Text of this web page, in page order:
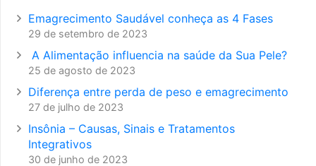
Emagrecimento Saudável conheça as 4 Fases
29 de setembro de 2023
A Alimentação influencia na saúde da Sua Pele?
25 de agosto de 2023
Diferença entre perda de peso e emagrecimento
27 de julho de 2023
Insônia – Causas, Sinais e Tratamentos
Integrativos
30 de junho de 2023